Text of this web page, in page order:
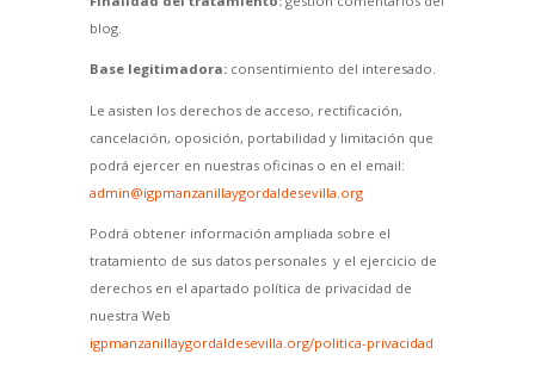
blog.
Base legitimadora:consentimiento del interesado.
Le asisten los derechos de acceso, rectificación,
cancelación, oposición, portabilidad y limitación que
podrá ejercer en nuestras oficinas o en el email:
admin@igpmanzanillaygordaldesevilla.org
Podrá obtener información ampliada sobre el
tratamiento de sus datos personales y el ejercicio de
derechos en el apartado política de privacidad de
nuestra Web
igpmanzanillaygordaldesevilla.org/politica-privacidad